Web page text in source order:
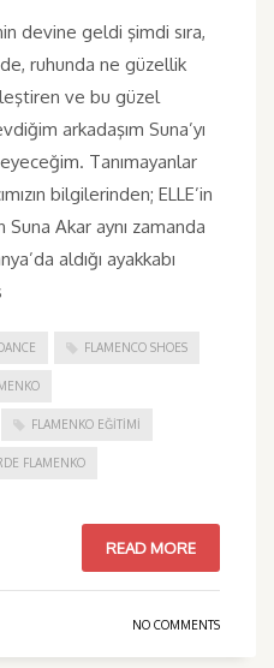
devine geldi şimdi sıra,
ruhunda ne güzellik
ve bu güzel
arkadaşım Suna’yı
Tanımayanlar
bilgilerinden; ELLE’in
Akar aynı zamanda
aldığı ayakkabı
FLAMENCO SHOES
FLAMENKO EĞITIMI
FLAMENKO
READ MORE
NO COMMENTS